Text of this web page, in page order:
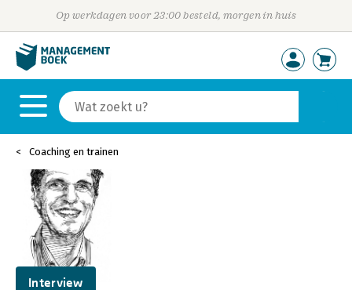
Op werkdagen voor 23:00 besteld, morgen in huis
Coaching en trainen
Interview